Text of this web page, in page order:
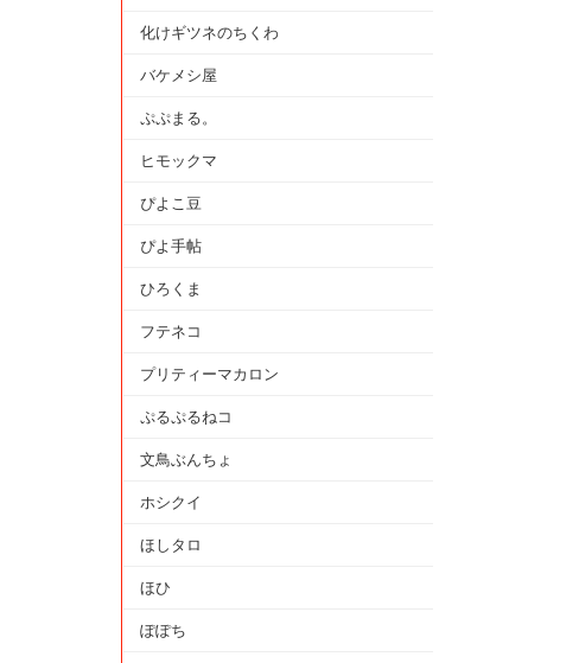
化けギツネのちくわ
バケメシ屋
ぷぷまる。
ヒモックマ
ぴよこ豆
ぴよ手帖
ひろくま
フテネコ
プリティーマカロン
ぷるぷるねコ
文鳥ぶんちょ
ホシクイ
ほしタロ
ほひ
ぽぽち